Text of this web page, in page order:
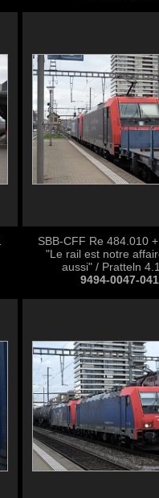
SBB-CFF Re 484.010
"Le rail est notre
aussi" / Pratteln
9494-0047-